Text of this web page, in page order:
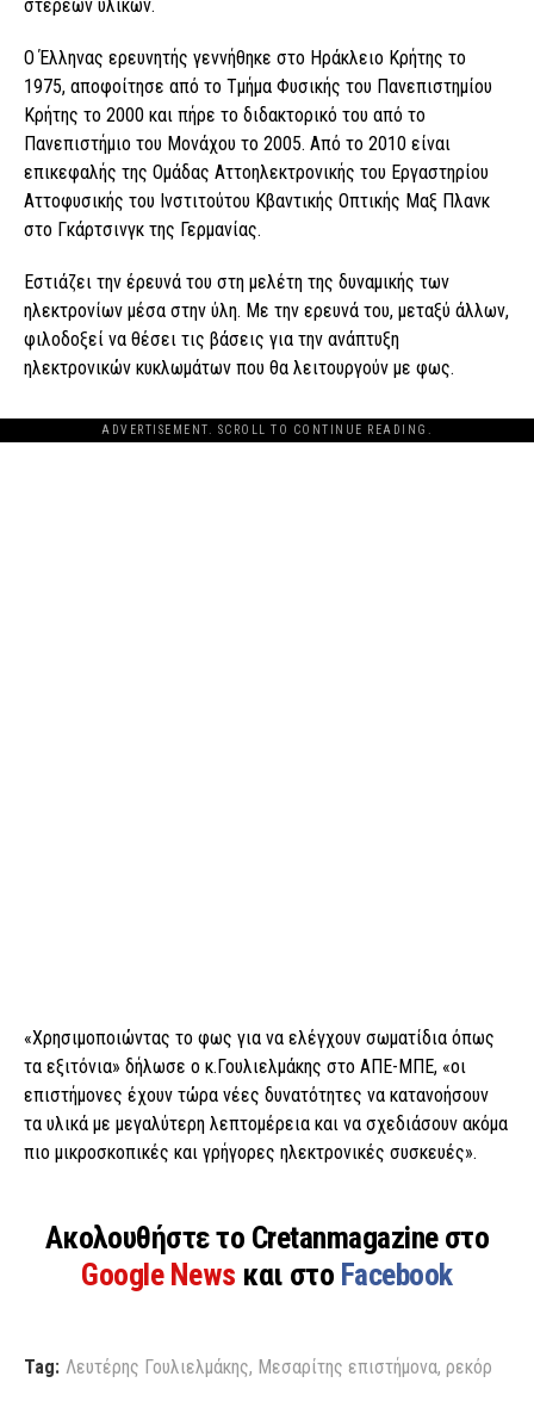
στερεών υλικών.
Ο Έλληνας ερευνητής γεννήθηκε στο Ηράκλειο Κρήτης το
1975, αποφοίτησε από το Τμήμα Φυσικής του Πανεπιστημίου
Κρήτης το 2000 και πήρε το διδακτορικό του από το
Πανεπιστήμιο του Μονάχου το 2005. Από το 2010 είναι
επικεφαλής της Ομάδας Αττοηλεκτρονικής του Εργαστηρίου
Αττοφυσικής του Ινστιτούτου Κβαντικής Οπτικής Μαξ Πλανκ
στο Γκάρτσινγκ της Γερμανίας.
Εστιάζει την έρευνά του στη μελέτη της δυναμικής των
ηλεκτρονίων μέσα στην ύλη. Με την ερευνά του, μεταξύ άλλων,
φιλοδοξεί να θέσει τις βάσεις για την ανάπτυξη
ηλεκτρονικών κυκλωμάτων που θα λειτουργούν με φως.
ADVERTISEMENT. SCROLL TO CONTINUE READING.
«Χρησιμοποιώντας το φως για να ελέγχουν σωματίδια όπως
τα εξιτόνια» δήλωσε ο κ.Γουλιελμάκης στο ΑΠΕ-ΜΠΕ, «οι
επιστήμονες έχουν τώρα νέες δυνατότητες να κατανοήσουν
τα υλικά με μεγαλύτερη λεπτομέρεια και να σχεδιάσουν ακόμα
πιο μικροσκοπικές και γρήγορες ηλεκτρονικές συσκευές».
Ακολουθήστε το Cretanmagazine στο
Google News και στο Facebook
Tag: Λευτέρης Γουλιελμάκης, Μεσαρίτης επιστήμονα, ρεκόρ